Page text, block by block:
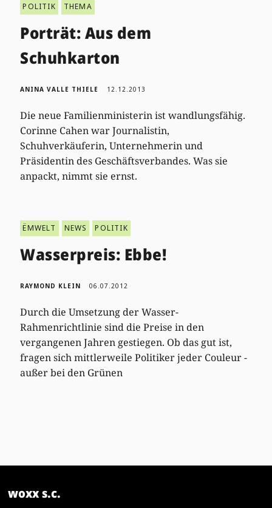
POLITIK THEMA
Porträt: Aus dem
Schuhkarton
ANINA VALLE THIELE 12.12.2013
Die neue Familienministerin ist wandlungsfähig.
Corinne Cahen war Journalistin,
Schuhverkäuferin, Unternehmerin und
Präsidentin des Geschäftsverbandes. Was sie
anpackt, nimmt sie ernst.
ËMWELT NEWS POLITIK
Wasserpreis: Ebbe!
RAYMOND KLEIN 06.07.2012
Durch die Umsetzung der Wasser-
Rahmenrichtlinie sind die Preise in den
vergangenen Jahren gestiegen. Ob das gut ist,
fragen sich mittlerweile Politiker jeder Couleur -
außer bei den Grünen
woxx s.c.